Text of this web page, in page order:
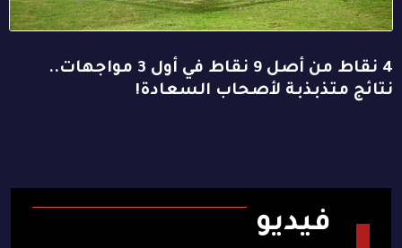
4 نقاط من أصل 9 نقاط في أول 3 مواجهات..
نتائج متذبذبة لأصحاب السعادة!
فيديو